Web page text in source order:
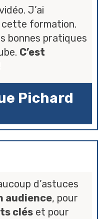
J’ai
cette formation.
bonnes pratiques
C’est
Pichard
d’astuces
audience, pour
clés et pour